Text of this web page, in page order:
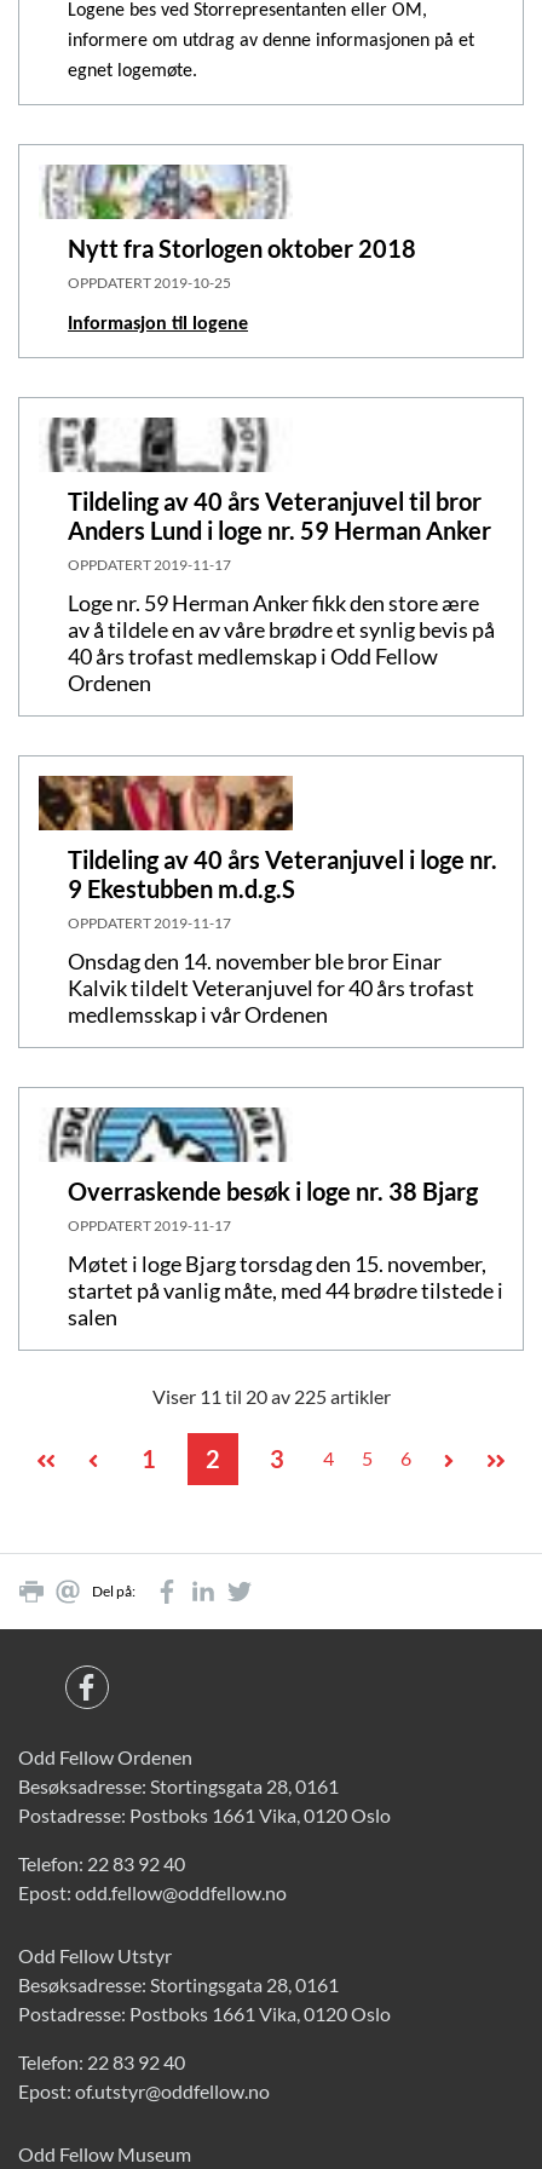
Logene bes ved Storrepresentanten eller OM,
informere om utdrag av denne informasjonen på et
egnet logemøte.
Nytt fra Storlogen oktober 2018
OPPDATERT 2019-10-25
Informasjon til logene
Tildeling av 40 års Veteranjuvel til bror
Anders Lund i loge nr. 59 Herman Anker
OPPDATERT 2019-11-17
Loge nr. 59 Herman Anker fikk den store ære
av å tildele en av våre brødre et synlig bevis på
40 års trofast medlemskap i Odd Fellow
Ordenen
Tildeling av 40 års Veteranjuvel i loge nr.
9 Ekestubben m.d.g.S
OPPDATERT 2019-11-17
Onsdag den 14. november ble bror Einar
Kalvik tildelt Veteranjuvel for 40 års trofast
medlemsskap i vår Ordenen
Overraskende besøk i loge nr. 38 Bjarg
OPPDATERT 2019-11-17
Møtet i loge Bjarg torsdag den 15. november,
startet på vanlig måte, med 44 brødre tilstede i
salen
Viser 11 til 20 av 225 artikler
1 2 3 4 5 6
Del på:
Odd Fellow Ordenen
Besøksadresse: Stortingsgata 28, 0161
Postadresse: Postboks 1661 Vika, 0120 Oslo
Telefon: 22 83 92 40
Epost: odd.fellow@oddfellow.no
Odd Fellow Utstyr
Besøksadresse: Stortingsgata 28, 0161
Postadresse: Postboks 1661 Vika, 0120 Oslo
Telefon: 22 83 92 40
Epost: of.utstyr@oddfellow.no
Odd Fellow Museum